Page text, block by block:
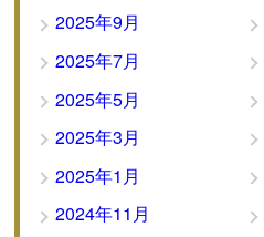
2025年9月
2025年7月
2025年5月
2025年3月
2025年1月
2024年11月